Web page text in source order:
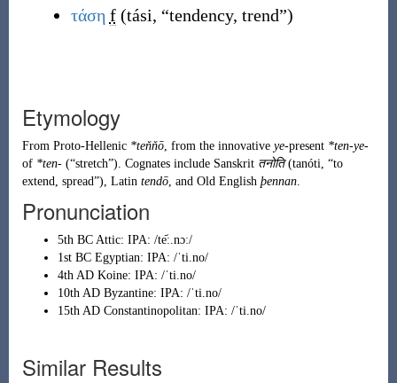
τάση f (tási, “tendency, trend”)
Etymology
From Proto-Hellenic *teňňō, from the innovative ye-present *ten-ye-
of *ten- (“stretch”). Cognates include Sanskrit तनोति (tanóti, “to
extend, spread”), Latin tendō, and Old English þennan.
Pronunciation
5th BC Attic: IPA: /te᷄ː.nɔː/
1st BC Egyptian: IPA: /ˈti.no/
4th AD Koine: IPA: /ˈti.no/
10th AD Byzantine: IPA: /ˈti.no/
15th AD Constantinopolitan: IPA: /ˈti.no/
Similar Results